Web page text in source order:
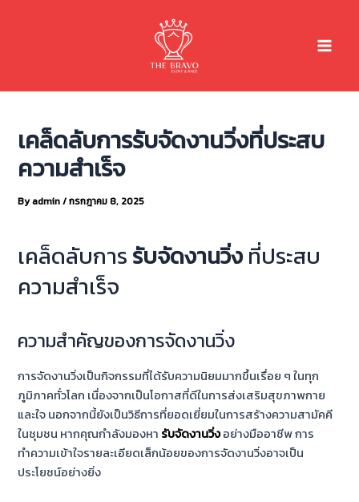
Menu
เคล็ดลับการรับจัดงานวิ่งที่ประสบ
ความสำเร็จ
Byadmin/กรกฎาคม 8, 2025
เคล็ดลับการรับจัดงานวิ่งที่ประสบ
ความสำเร็จ
ความสำคัญของการจัดงานวิ่ง
การจัดงานวิ่งเป็นกิจกรรมที่ได้รับความนิยมมากขึ้นเรื่อย ๆ ในทุก
ภูมิภาคทั่วโลก เนื่องจากเป็นโอกาสที่ดีในการส่งเสริมสุขภาพกาย
และใจ นอกจากนี้ยังเป็นวิธีการที่ยอดเยี่ยมในการสร้างความสามัคคี
ในชุมชน หากคุณกำลังมองหา รับจัดงานวิ่งอย่างมืออาชีพ การ
ทำความเข้าใจรายละเอียดเล็กน้อยของการจัดงานวิ่งอาจเป็น
ประโยชน์อย่างยิ่ง